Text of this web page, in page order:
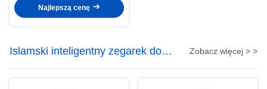
pozycjonowaniem satelitarnym
Najlepszą cenę
Islamski inteligentny zegarek do
modlitwy
Zobacz więcej > >